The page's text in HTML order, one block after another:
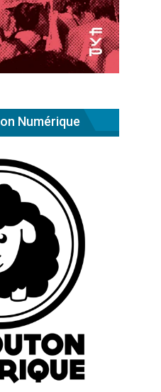
Numérique